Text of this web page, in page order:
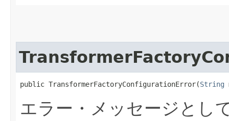
public TransformerFactoryConfigurationError​(String
エラー・メッセージとし